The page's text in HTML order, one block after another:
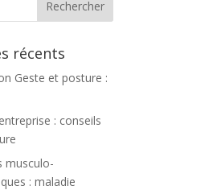
récents
Geste et posture :
: conseils
musculo-
: maladie